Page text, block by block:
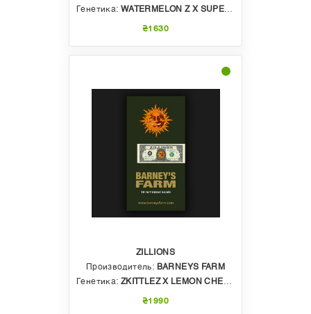
Генетика: WATERMELON Z X SUPER AUTO
₴1630
ZILLIONS
Производитель: BARNEYS FARM
Генетика: ZKITTLEZ X LEMON CHERRY GELATO
₴1990